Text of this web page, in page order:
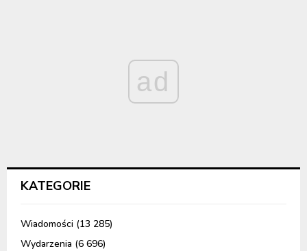
ad
KATEGORIE
Wiadomości (13 285)
Wydarzenia (6 696)